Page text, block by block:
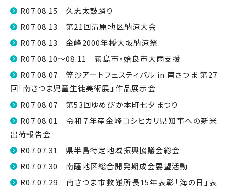
R07.08.15 久志太鼓踊り
R07.08.13 第21回清原地区納涼大会
R07.08.13 金峰2000年橋大坂納涼祭
R07.08.10～08.11 霧島市・姶良市大雨支援
R07.08.07 笠沙アートフェスティバル in 南さつま 第27
回「南さつま児童生徒美術展」作品展示会
R07.08.07 第53回ゆめぴか本町七夕まつり
R07.08.01 令和７年産金峰コシヒカリ県知事への新米
出荷報告会
R07.07.31 県半島特定地域振興協議会総会
R07.07.30 南薩地区総合開発期成会要望活動
R07.07.29 南さつま市救難所長15年表彰「海の日」表